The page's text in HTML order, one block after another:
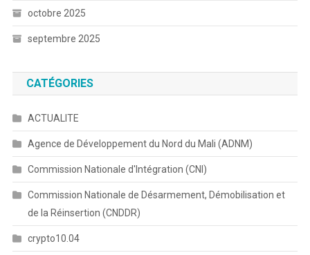
octobre 2025
septembre 2025
CATÉGORIES
ACTUALITE
Agence de Développement du Nord du Mali (ADNM)
Commission Nationale d'Intégration (CNI)
Commission Nationale de Désarmement, Démobilisation et
de la Réinsertion (CNDDR)
crypto10.04